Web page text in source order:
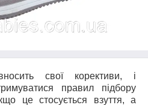
свої корективи, і
правил підбору
це стосується взуття, а